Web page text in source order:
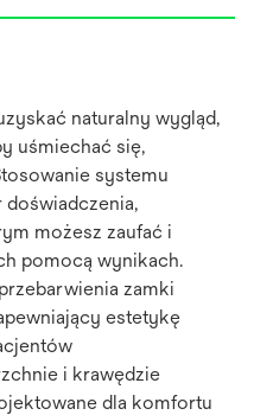
naturalny wygląd,
uśmiechać się,
systemu
możesz zaufać i
pomocą wynikach.
zamki
estetykę
i krawędzie
dla komfortu